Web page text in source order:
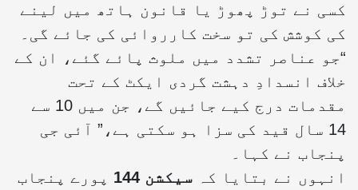
کسی نے توڑ پھوڑ یا قانون ہاتھ میں لینے
کی کوشش کی تو سخت کارروائی کی جائے گی۔
“جو عناصر تشدد میں ملوث پائے گئے، ان کے
خلاف انسدادِ دہشت گردی ایکٹ کے تحت
مقدمات درج کیے جائیں گے، جن میں 10 سے
14 سال قید کی سزا ہو سکتی ہے،” آئی جی
پنجاب نے کہا۔
انہوں نے بتایا کہ سیکشن 144
پورے پنجاب